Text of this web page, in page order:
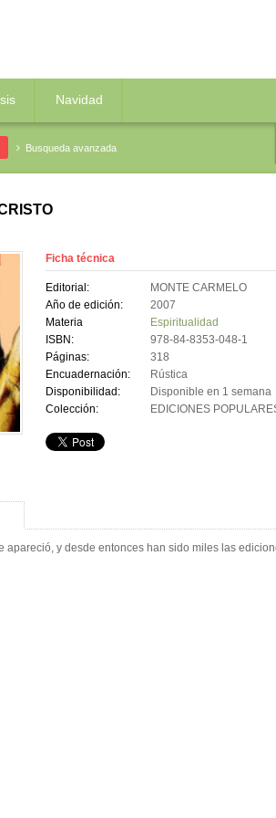
Navidad
Busqueda avanzada
Ficha técnica
Editorial:
MONTE CARMELO
Año de edición:
2007
Materia
Espiritualidad
ISBN:
978-84-8353-048-1
Páginas:
318
Encuadernación:
Rústica
Disponibilidad:
Disponible en 1 semana
Colección:
EDICIONES
apareció, y desde entonces han sido miles las